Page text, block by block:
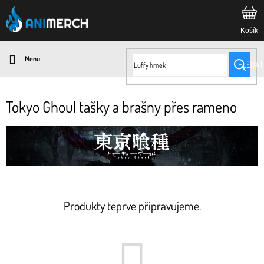
Přejít
na
obsah
HLEDAT
Tokyo Ghoul tašky a brašny přes rameno
Produkty teprve připravujeme.